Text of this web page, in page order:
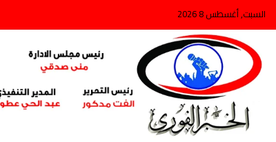
السبت, أغسطس 8 2026